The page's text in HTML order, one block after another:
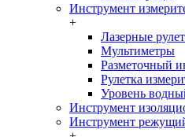
Инструмент
+
Лазерные
Мультиметры
Разметочный
Рулетка
Уровень
Инструмент
Инструмент